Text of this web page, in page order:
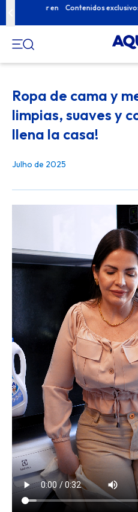
conteúdo
Contenidos exclusivos
Ropa de cama y
limpias, suaves y
llena la casa!
Julho de 2025